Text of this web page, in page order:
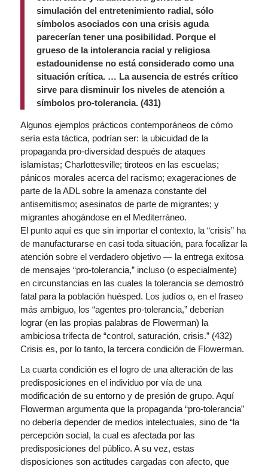
simulación del entretenimiento radial, sólo
símbolos asociados con una crisis aguda
parecerían tener una posibilidad. Porque el
grueso de la intolerancia racial y religiosa
estadounidense no está considerado como una
situación crítica. … La ausencia de estrés crítico
sirve para disminuir los niveles de atención a
símbolos pro-tolerancia. (431)
Algunos ejemplos prácticos contemporáneos de cómo
sería esta táctica, podrían ser: la ubicuidad de la
propaganda pro-diversidad después de ataques
islamistas; Charlottesville; tiroteos en las escuelas;
pánicos morales acerca del racismo; exageraciones de
parte de la ADL sobre la amenaza constante del
antisemitismo; asesinatos de parte de migrantes; y
migrantes ahogándose en el Mediterráneo.
El punto aquí es que sin importar el contexto, la “crisis” ha
de manufacturarse en casi toda situación, para focalizar la
atención sobre el verdadero objetivo — la entrega exitosa
de mensajes “pro-tolerancia,” incluso (o especialmente)
en circunstancias en las cuales la tolerancia se demostró
fatal para la población huésped. Los judíos o, en el fraseo
más ambiguo, los “agentes pro-tolerancia,” deberían
lograr (en las propias palabras de Flowerman) la
ambiciosa trifecta de “control, saturación, crisis.” (432)
Crisis es, por lo tanto, la tercera condición de Flowerman.
La cuarta condición es el logro de una alteración de las
predisposiciones en el individuo por vía de una
modificación de su entorno y de presión de grupo. Aquí
Flowerman argumenta que la propaganda “pro-tolerancia”
no debería depender de medios intelectuales, sino de “la
percepción social, la cual es afectada por las
predisposiciones del público. A su vez, estas
disposiciones son actitudes cargadas con afecto, que